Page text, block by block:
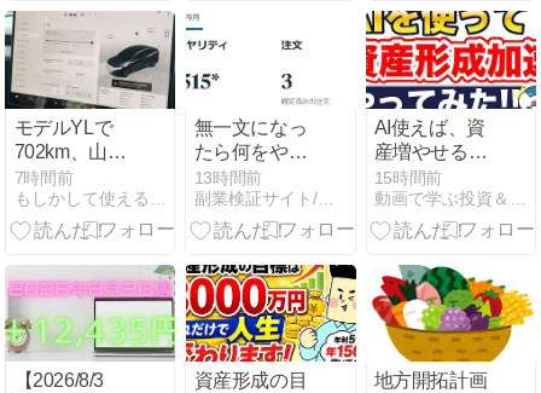
長 リベラルア
ーツ大学】
1040万円台、
下落すれば
1000万円台ま
での値動きと
なるだろう
モデルYLで
702km、山口
SCが使えなく
なった｜九州
旅行1日目
7時間前
無一文になっ
たら何をや
る？0から稼
ぐロードマッ
プ
13時間前
副業検証サイト/狂乱副業黙示録 社会の歯車をブチ壊す!
AI使えば、資
産増やせる？
やってみた！
【ガーコちゃ
んねる】
15時間前
【2026/8/3
資産形成の目
地方開拓計画